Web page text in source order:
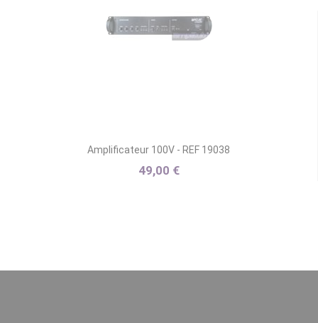
Amplificateur 100V - REF 19038
49,00 €